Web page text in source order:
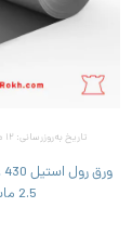
تاریخ به‌روزرسانی: ۱۲ مرداد ۱۴۰۵ | ۱۶:۳۳
2.5 مات 2B